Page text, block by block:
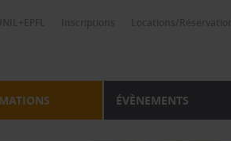
ÉVÈNEMENTS